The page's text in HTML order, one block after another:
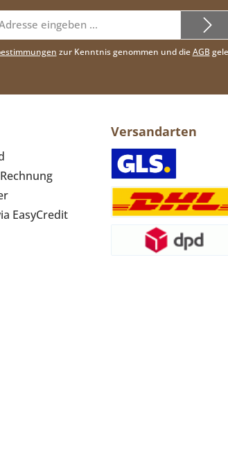
Mail-
Adresse*
zur Kenntnis genommen und dieAGB
EasyCredit
Versandarten